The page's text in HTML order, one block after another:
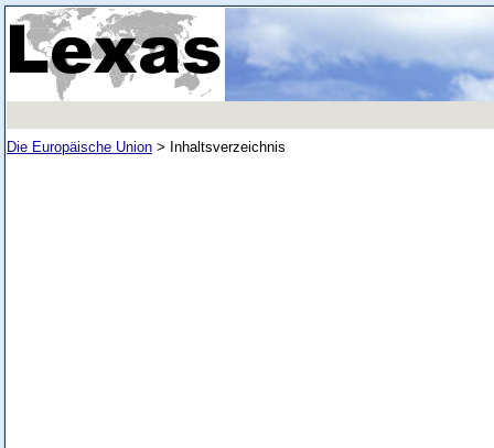
Die Europäische Union > Inhaltsverzeichnis